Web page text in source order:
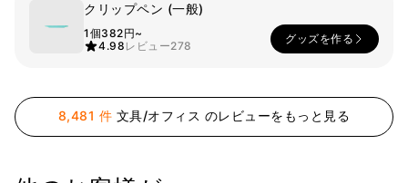
クリップペン (一般)
1個382円~
4.98 レビュー278
グッズを作る
8,481 件 文具/オフィス のレビューをもっと見る
機能性
起毛
スウェットシャツ&
パンツ
四季別必須アイテム